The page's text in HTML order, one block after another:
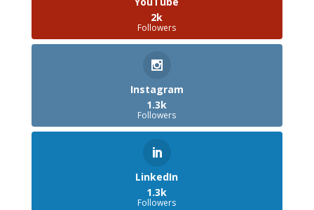
2k
Followers
Instagram
1.3k
Followers
LinkedIn
1.3k
Followers